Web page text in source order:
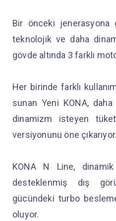
Bir önceki jenerasyona
teknolojik ve daha
gövde altında 3 farklı
Her birinde farklı
sunan Yeni KONA,
dinamizm isteyen
versiyonunu öne çıkarıyor.
KONA N Line,
desteklenmiş dış
gücündeki turbo
oluyor.